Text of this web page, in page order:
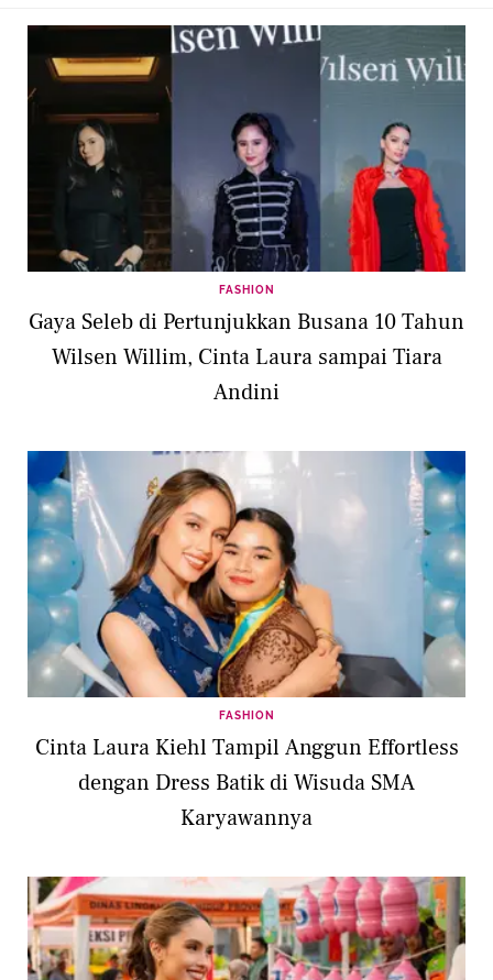
FASHION
Gaya Seleb di Pertunjukkan Busana 10 Tahun
Wilsen Willim, Cinta Laura sampai Tiara
Andini
FASHION
Cinta Laura Kiehl Tampil Anggun Effortless
dengan Dress Batik di Wisuda SMA
Karyawannya